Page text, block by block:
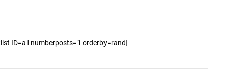
ID=all numberposts=1 orderby=rand]